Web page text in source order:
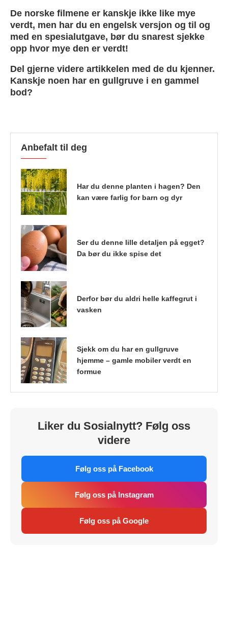
De norske filmene er kanskje ikke like mye
verdt, men har du en engelsk versjon og til og
med en spesialutgave, bør du snarest sjekke
opp hvor mye den er verdt!
Del gjerne videre artikkelen med de du kjenner.
Kanskje noen har en gullgruve i en gammel
bod?
Anbefalt til deg
Har du denne planten i hagen? Den
kan være farlig for barn og dyr
Ser du denne lille detaljen på egget?
Da bør du ikke spise det
Derfor bør du aldri helle kaffegrut i
vasken
Sjekk om du har en gullgruve
hjemme – gamle mobiler verdt en
formue
Liker du Sosialnytt? Følg oss
videre
Følg oss på Facebook
Følg oss på Instagram
Følg oss på Google